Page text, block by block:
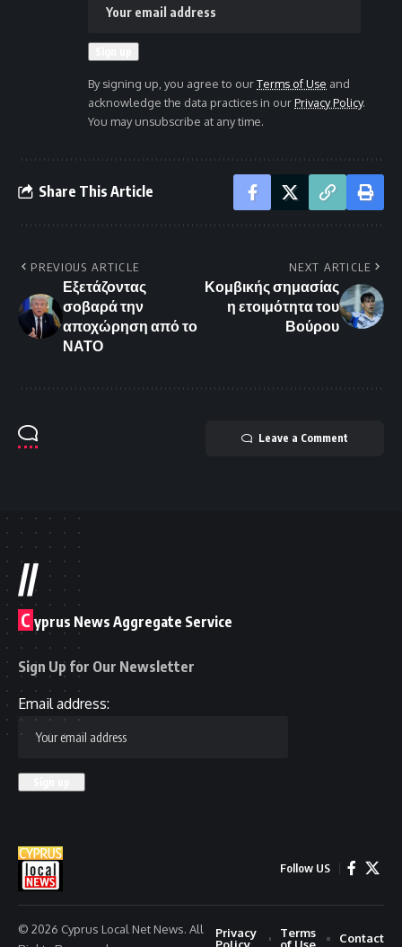
By signing up, you agree to ourTerms of Use and
acknowledge the data practices in ourPrivacy Policy.
You may unsubscribe at any time.
Share This Article
PREVIOUS ARTICLE
Εξετάζοντας
σοβαρά την
αποχώρηση από το
ΝΑΤΟ
NEXT ARTICLE
Κομβικής σημασίας
η ετοιμότητα του
Βούρου
Leave a Comment
//
C yprus News Aggregate Service
Sign Up for Our Newsletter
Email address:
Follow US
© 2026 Cyprus Local Net News. All
Privacy
Policy
Terms
of Use
Contact